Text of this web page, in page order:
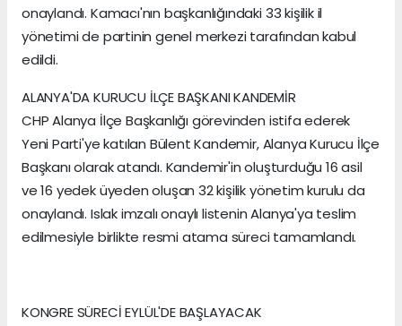
onaylandı. Kamacı'nın başkanlığındaki 33 kişilik il
yönetimi de partinin genel merkezi tarafından kabul
edildi.
ALANYA'DA KURUCU İLÇE BAŞKANI KANDEMİR
CHP Alanya İlçe Başkanlığı görevinden istifa ederek
Yeni Parti'ye katılan Bülent Kandemir, Alanya Kurucu İlçe
Başkanı olarak atandı. Kandemir'in oluşturduğu 16 asil
ve 16 yedek üyeden oluşan 32 kişilik yönetim kurulu da
onaylandı. Islak imzalı onaylı listenin Alanya'ya teslim
edilmesiyle birlikte resmi atama süreci tamamlandı.
KONGRE SÜRECİ EYLÜL'DE BAŞLAYACAK